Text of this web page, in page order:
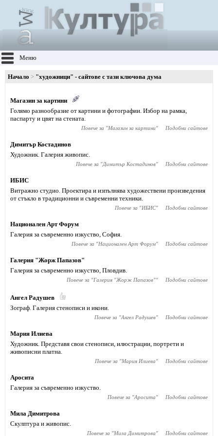
Меню
Начало "художници" - сайтове с тази ключова дума
Магазин за картини
Голямо разнообразие от картини и фотографии. Избор на рамка,
паспарту и цвят на стената.
Повече за "Магазин за картини" Подобни сайтове
Димитър Костадинов
Художник. Галерия живопис.
Повече за "Димитър Костадинов" Подобни сайтове
ИБИС
Витражно студио. Проектира и изпълнява художествени произведения
от стъкло в традиционни и съвременни техники.
Повече за "ИБИС" Подобни сайтове
Национален Арт Форум
Галерия за съвременно изкуство, София.
Повече за "Национален Арт Форум" Подобни сайтове
Галерия "Жорж Папазов"
Галерия за съвременно изкуство, Пловдив.
Повече за "Галерия "Жорж Папазов"" Подобни сайтове
Ангел Радушев
Зограф. Галерия стенописи и икони.
Повече за "Ангел Радушев" Подобни сайтове
Мария Илиева
Художник. Представя свои стенописи, илюстрации, портрети и
живописни платна.
Повече за "Мария Илиева" Подобни сайтове
Аросита
Галерия за съвременно изкуство.
Повече за "Аросита" Подобни сайтове
Мила Димитрова
Скулптура и живопис.
Повече за "Мила Димитрова" Подобни сайтове